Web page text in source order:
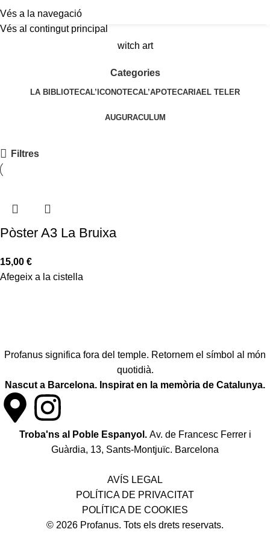
Vés a la navegació
Vés al contingut principal
witch art
Categories
LA BIBLIOTECAL’ICONOTECAL’APOTECARIAEL TELER
AUGURACULUM
Filtres
Pòster A3 La Bruixa
15,00 €
Afegeix a la cistella
Profanus significa fora del temple. Retornem el símbol al món
quotidià.
Nascut a Barcelona. Inspirat en la memòria de Catalunya.
Troba'ns al Poble Espanyol. Av. de Francesc Ferrer i
Guàrdia, 13, Sants-Montjuïc. Barcelona
AVÍS LEGAL
POLÍTICA DE PRIVACITAT
POLÍTICA DE COOKIES
© 2026 Profanus. Tots els drets reservats.